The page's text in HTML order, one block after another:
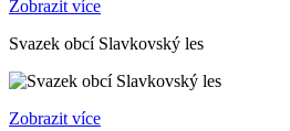
Zobrazit více
Svazek obcí Slavkovský les
Zobrazit více